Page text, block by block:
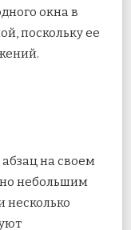
окна в
поскольку ее
на своем
небольшим
несколько